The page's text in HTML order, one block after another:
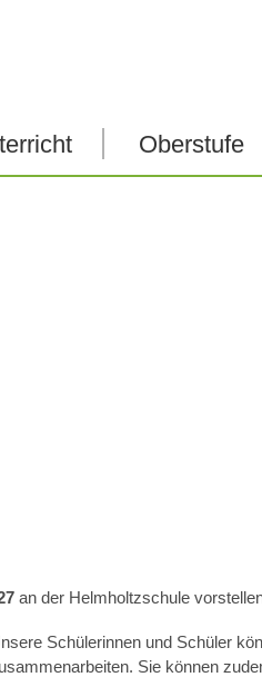
Oberstufe
an der Helmholtzschule
Schülerinnen und Schüler
Sie können